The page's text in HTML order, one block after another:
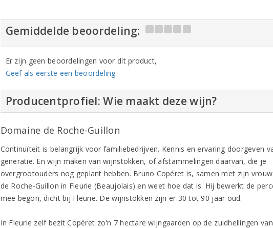
Gemiddelde beoordeling:
Er zijn geen beoordelingen voor dit product,
Geef als eerste een beoordeling
Producentprofiel: Wie maakt deze wijn?
Domaine de Roche-Guillon
Continuïteit is belangrijk voor familiebedrijven. Kennis en ervaring doorgeven
generatie. En wijn maken van wijnstokken, of afstammelingen daarvan, die je
overgrootouders nog geplant hebben. Bruno Copéret is, samen met zijn
de Roche-Guillon in Fleurie (Beaujolais) en weet hoe dat is. Hij bewerkt de
mee begon, dicht bij Fleurie. De wijnstokken zijn er 30 tot 90 jaar oud.
In Fleurie zelf bezit Copéret zo'n 7 hectare wijngaarden op de zuidhellingen